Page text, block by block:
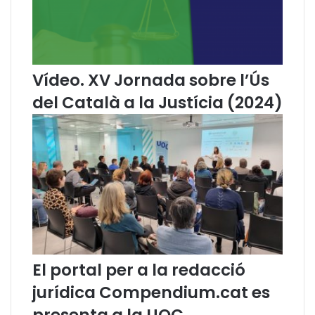
s
e
l
P
l
a
d
e
f
o
m
e
n
e
e
n
?
Vídeo. XV Jornada sobre l’Ús
del Català a la Justícia (2024)
El portal per a la redacció
jurídica Compendium.cat es